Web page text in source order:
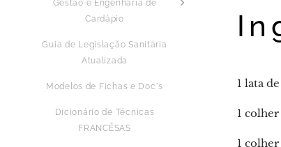
Gestão e Engenharia de
Cardápio
Guia de Legislação Sanitária
Atualizada
Modelos de Fichas e Doc´s
Dicionário de Técnicas
FRANCÊSAS
1 lata
1
1